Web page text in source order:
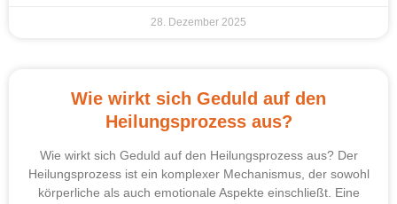
28. Dezember 2025
Wie wirkt sich Geduld auf den
Heilungsprozess aus?
Wie wirkt sich Geduld auf den Heilungsprozess aus? Der
Heilungsprozess ist ein komplexer Mechanismus, der sowohl
körperliche als auch emotionale Aspekte einschließt. Eine